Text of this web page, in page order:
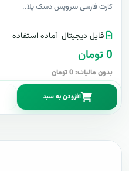
کارت فارسی سرویس دسک پلا..
فایل دیجیتال آماده استفاده
0 تومان
بدون مالیات: 0 تومان
افزودن به سبد